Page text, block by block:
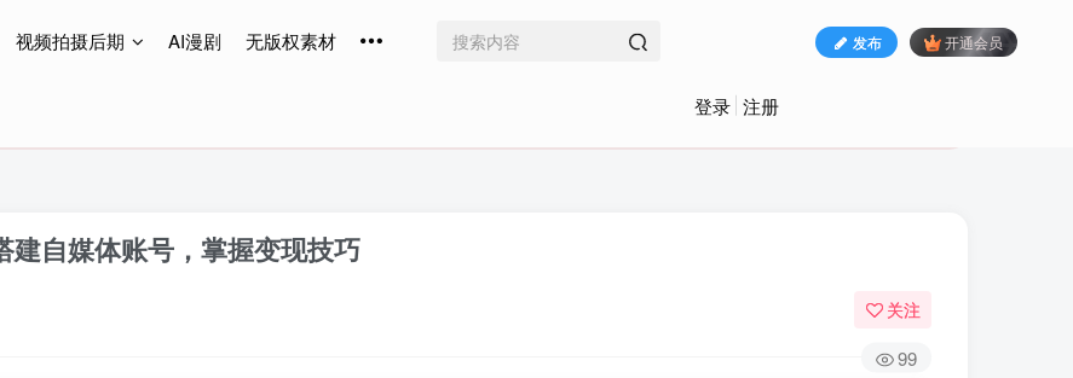
视频拍摄后期 AI漫剧 无版权素材 发布 开通会员
登录 注册
更新
建自媒体账号，掌握变现技巧
关注
99